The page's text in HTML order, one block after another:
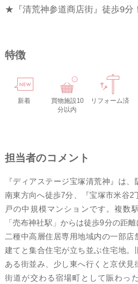
★『清荒神参道商店街』徒歩9分！
特徴
新着
買物施設10
分以内
リフォーム済
担当者のコメント
『ディアステージ宝塚清荒神』は
南東方向へ徒歩7分、『宝塚市米谷2
戸の中規模マンションです。複数
「売布神社駅」からは徒歩9分の距
二種中高層住居専用地域内の一部店
建てと集合住宅が立ち並ぶ住宅地。
ある街並み、少し東へ行くと京伏見
街道が交わる宿場町として賑わっ